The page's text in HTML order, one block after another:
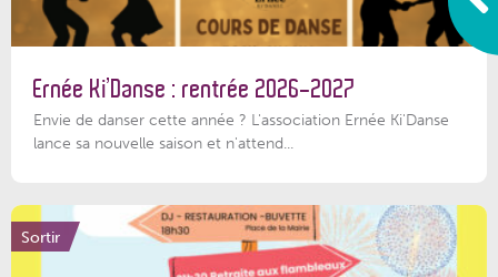
Ernée Ki’Danse : rentrée 2026-2027
Envie de danser cette année ? L'association Ernée Ki'Danse
lance sa nouvelle saison et n'attend...
Sortir